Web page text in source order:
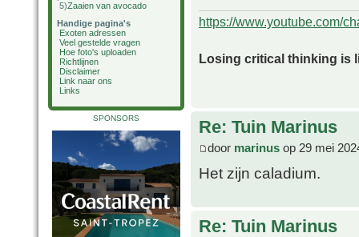
5)Zaaien van avocado
Handige pagina's
Exoten adressen
Veel gestelde vragen
Hoe foto's uploaden
Richtlijnen
Disclaimer
Link naar ons
Links
SPONSORS
https://www.youtube.com/
Losing critical thinking is
Re: Tuin Marinus
door marinus op 29 mei
Het zijn caladium.
Re: Tuin Marinus